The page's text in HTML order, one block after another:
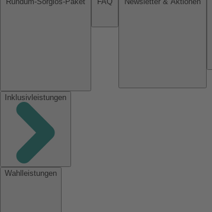
Inklusivleistungen
Wahlleistungen